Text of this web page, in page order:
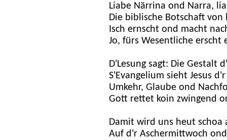
Liabe Närrina ond Narra,
Die biblische Botschaft von
Isch ernscht ond macht
Jo, fürs Wesentliche erscht
D'Lesung sagt: Die Gestalt
S'Evangelium sieht Jesus
Umkehr, Glaube ond
Gott rettet koin zwingend
Damit wird uns heut schoa
Auf d'r Aschermittwoch